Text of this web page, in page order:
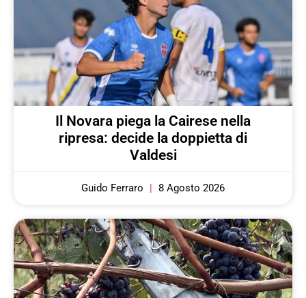
Il Novara piega la Cairese nella
ripresa: decide la doppietta di
Valdesi
Guido Ferraro 8 Agosto 2026